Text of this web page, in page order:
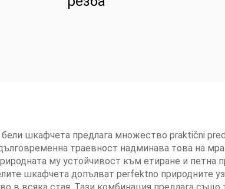
шкафчета предлага множество praktični
траевност надминава това на
му устойчивост към етиране и петна
шкафчета допълват perfektno природните
в всяка стая. Тази комбинация предлага